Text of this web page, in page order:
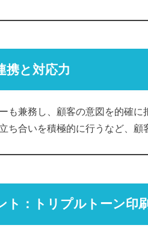
携と対応力
も兼務し、顧客の意図を的確
ち合いを積極的に行うなど、顧
ト：トリプルトーン印刷